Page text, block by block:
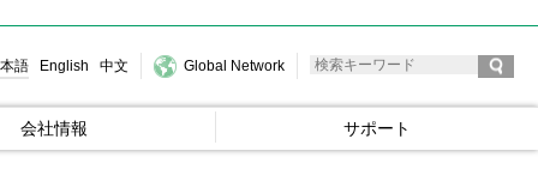
語 English 中文 Global Network
会社情報 サポート